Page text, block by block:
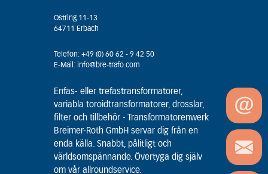
Ostring 11-13
64711 Erbach
Telefon: +49 (0) 60 62 - 9 42 50
E-Mail: info@bre-trafo.com
Enfas- eller trefastransformatorer,
variabla toroidtransformatorer, drosslar,
filter och tillbehör - Transformatorenwerk
Breimer-Roth GmbH servar dig från en
enda källa. Snabbt, pålitligt och
världsomspännande. Övertyga dig själv
om vår allroundservice.